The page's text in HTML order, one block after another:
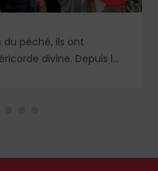
du péché, ils ont
divine. Depuis le